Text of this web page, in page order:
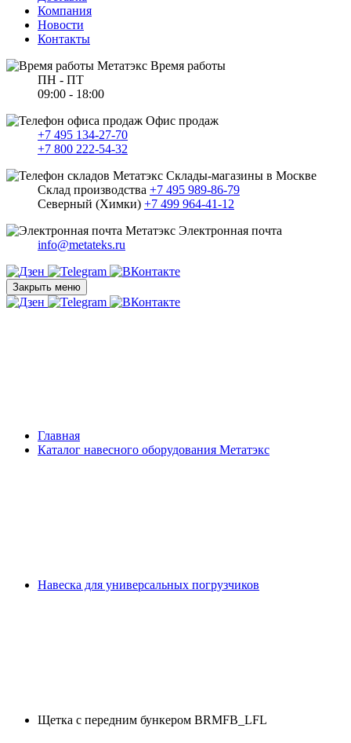
Компания
Новости
Контакты
Время работы
ПН - ПТ
09:00 - 18:00
Офис продаж
+7 495 134-27-70
+7 800 222-54-32
Склады-магазины в Москве
Склад производства +7 495 989-86-79
Северный (Химки) +7 499 964-41-12
Электронная почта
info@metateks.ru
Закрыть меню
Главная
Каталог навесного оборудования Метатэкс
Навеска для универсальных погрузчиков
Щетка с передним бункером BRMFB_LFL